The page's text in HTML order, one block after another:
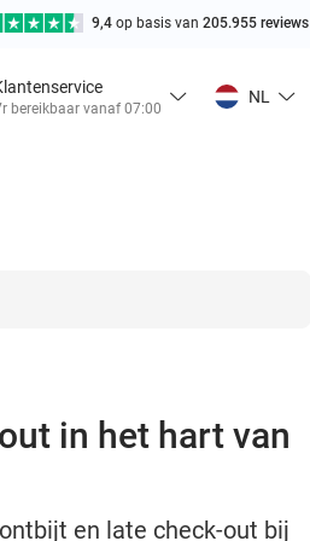
9,4 op basis van 205.955 reviews
bereikbaar vanaf 07:00
NL
in het hart van
en late check-out bij